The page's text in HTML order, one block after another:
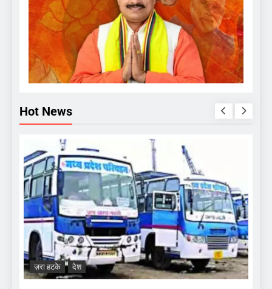
Hot News
ज़रा हटके देश